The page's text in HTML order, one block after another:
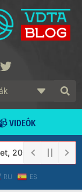
VIDEÓK
tól a
RU ES